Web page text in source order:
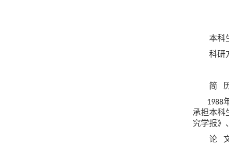
本科
科研
简
1988
承担本科
究学报》
论